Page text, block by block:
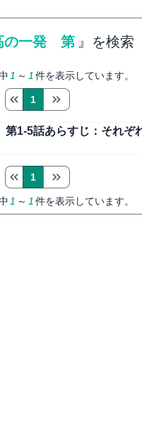
の一発 第 』を検索
1 ～ 1 件を表示しています。
1
1-5話あらすじ：それぞ
1 ～ 1 件を表示しています。
1